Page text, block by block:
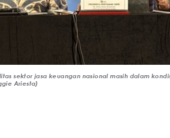
sektor jasa keuangan nasional masih dalam
Ariesta)